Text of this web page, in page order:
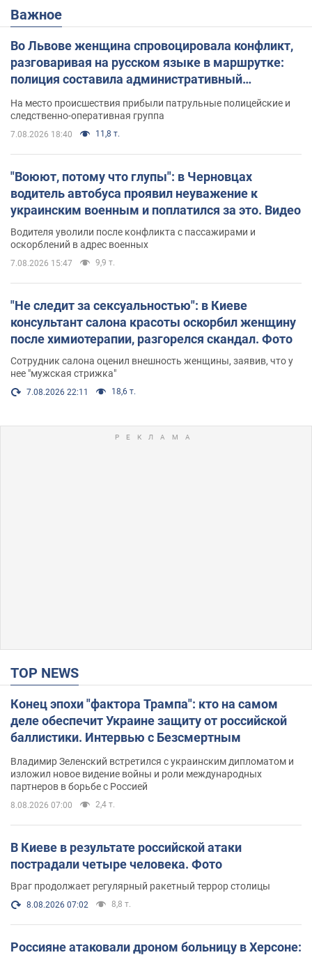
Важное
Во Львове женщина спровоцировала конфликт,
разговаривая на русском языке в маршрутке:
полиция составила административный
На место происшествия прибыли патрульные полицейские и
следственно-оперативная группа
7.08.2026 18:40 11,8 т.
"Воюют, потому что глупы": в Черновцах
водитель автобуса проявил неуважение к
украинским военным и поплатился за это. Видео
Водителя уволили после конфликта с пассажирами и
оскорблений в адрес военных
7.08.2026 15:47 9,9 т.
"Не следит за сексуальностью": в Киеве
консультант салона красоты оскорбил женщину
после химиотерапии, разгорелся скандал. Фото
Сотрудник салона оценил внешность женщины, заявив, что у
нее "мужская стрижка"
7.08.2026 22:11 18,6 т.
TOP NEWS
Конец эпохи "фактора Трампа": кто на самом
деле обеспечит Украине защиту от российской
баллистики. Интервью с Безсмертным
Владимир Зеленский встретился с украинским дипломатом и
изложил новое видение войны и роли международных
партнеров в борьбе с Россией
8.08.2026 07:00 2,4 т.
В Киеве в результате российской атаки
пострадали четыре человека. Фото
Враг продолжает регулярный ракетный террор столицы
8.08.2026 07:02 8,8 т.
Россияне атаковали дроном больницу в Херсоне: